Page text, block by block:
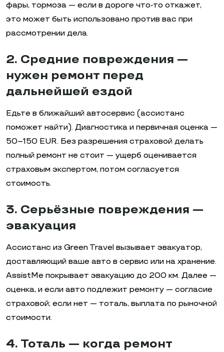
фары, тормоза — если в дороге что-то откажет,
это может быть использовано против вас при
рассмотрении дела.
2. Средние повреждения —
нужен ремонт перед
дальнейшей ездой
Едьте в ближайший автосервис (ассистанс
поможет найти). Диагностика и первичная оценка —
50–150 EUR. Без разрешения страховой делать
полный ремонт не стоит — ущерб оценивается
страховым экспертом, потом согласуется
стоимость.
3. Серьёзные повреждения —
эвакуация
Ассистанс из Green Travel вызывает эвакуатор,
доставляющий ваше авто в сервис или на хранение.
AssistMe покрывает эвакуацию до 200 км. Далее —
оценка, и если авто подлежит ремонту — согласие
страховой; если нет — тоталь, выплата по рыночной
стоимости.
4. Тоталь — когда ремонт